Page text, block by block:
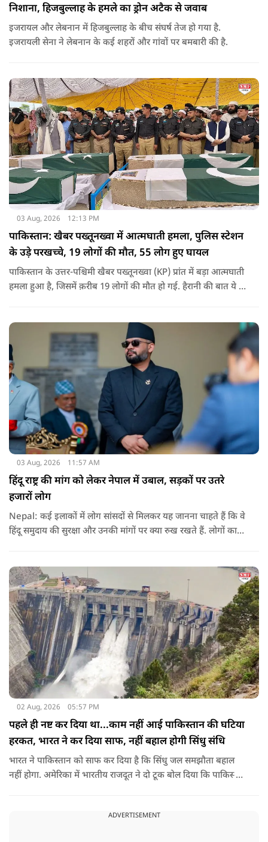
निशाना, हिजबुल्लाह के हमले का ड्रोन अटैक से जवाब
इजरायल और लेबनान में हिजबुल्लाह के बीच संघर्ष तेज हो गया है.
इजरायली सेना ने लेबनान के कई शहरों और गांवों पर बमबारी की है.
03 Aug, 2026 12:13 PM
पाकिस्तान: खैबर पख्तूनख्वा में आत्मघाती हमला, पुलिस स्टेशन
के उड़े परखच्चे, 19 लोगों की मौत, 55 लोग हुए घायल
पाकिस्तान के उत्तर-पश्चिमी खैबर पख्तूनख्वा (KP) प्रांत में बड़ा आत्मघाती
हमला हुआ है, जिसमें क़रीब 19 लोगों की मौत हो गई. हैरानी की बात ये है
03 Aug, 2026 11:57 AM
हिंदू राष्ट्र की मांग को लेकर नेपाल में उबाल, सड़कों पर उतरे
हजारों लोग
Nepal: कई इलाकों में लोग सांसदों से मिलकर यह जानना चाहते हैं कि वे
हिंदू समुदाय की सुरक्षा और उनकी मांगों पर क्या रुख रखते हैं. लोगों का
बात रखें और संसद में भी उनकी आवाज उठाएं.
02 Aug, 2026 05:57 PM
पहले ही नष्ट कर दिया था...काम नहीं आई पाकिस्तान की घटिया
हरकत, भारत ने कर दिया साफ, नहीं बहाल होगी सिंधु संधि
भारत ने पाकिस्तान को साफ कर दिया है कि सिंधु जल समझौता बहाल
नहीं होगा. अमेरिका में भारतीय राजदूत ने दो टूक बोल दिया कि पाकिस्तान
ADVERTISEMENT